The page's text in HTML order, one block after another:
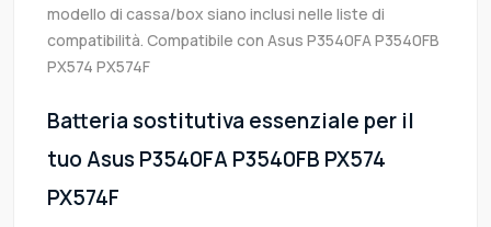
modello di cassa/box siano inclusi nelle liste di
compatibilità. Compatibile con Asus P3540FA P3540FB
PX574 PX574F
Batteria sostitutiva essenziale per il
tuo Asus P3540FA P3540FB PX574
PX574F